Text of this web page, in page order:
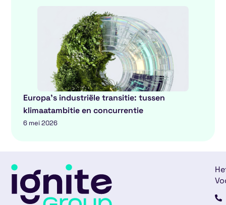
Europa’s industriële transitie: tussen
klimaatambitie en concurrentie
6 mei 2026